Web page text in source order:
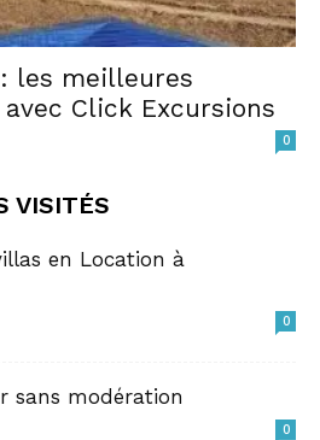
: les meilleures
Click Excursions
0
VISITÉS
en Location à
0
sans modération
0